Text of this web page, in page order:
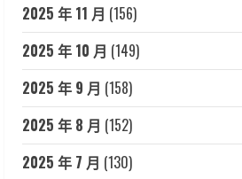
2025 年 11 月 (156)
2025 年 10 月 (149)
2025 年 9 月 (158)
2025 年 8 月 (152)
2025 年 7 月 (130)